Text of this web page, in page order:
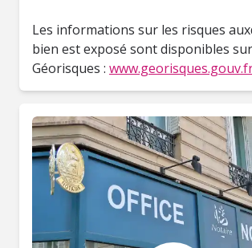
Les informations sur les risques
bien est exposé sont disponibles
Géorisques :